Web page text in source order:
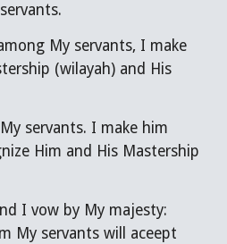
My servants, I make
(wilayah) and His
servants. I make him
Him and His Mastership
I vow by My majesty:
My servants will aceept